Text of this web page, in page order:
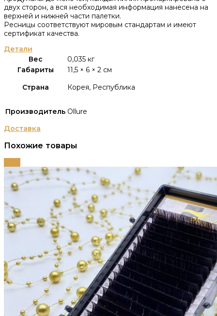
двух сторон, а вся необходимая информация нанесена на
верхней и нижней части палетки.
Ресницы соответствуют мировым стандартам и имеют
сертификат качества.
Детали
Вес
0,035 кг
Габариты
11,5 × 6 × 2 см
Страна
Корея, Республика
Производитель Ollure
Доставка
Похожие товары